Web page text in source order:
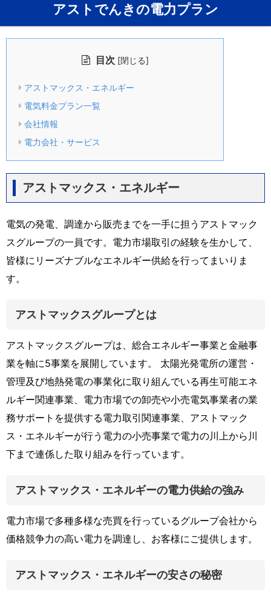
アストでんきの電力プラン
目次 [閉じる]
アストマックス・エネルギー
電気料金プラン一覧
会社情報
電力会社・サービス
アストマックス・エネルギー
電気の発電、調達から販売までを一手に担うアストマック
スグループの一員です。電力市場取引の経験を生かして、
皆様にリーズナブルなエネルギー供給を行ってまいりま
す。
アストマックスグループとは
アストマックスグループは、総合エネルギー事業と金融事
業を軸に5事業を展開しています。 太陽光発電所の運営・
管理及び地熱発電の事業化に取り組んでいる再生可能エネ
ルギー関連事業、電力市場での卸売や小売電気事業者の業
務サポートを提供する電力取引関連事業、アストマック
ス・エネルギーが行う電力の小売事業で電力の川上から川
下まで連係した取り組みを行っています。
アストマックス・エネルギーの電力供給の強み
電力市場で多種多様な売買を行っているグループ会社から
価格競争力の高い電力を調達し、お客様にご提供します。
アストマックス・エネルギーの安さの秘密